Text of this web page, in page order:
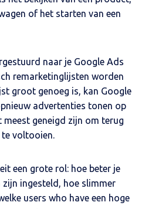
of het starten van een
naar je Google Ads
remarketinglijsten worden
groot genoeg is, kan Google
advertenties tonen op
geneigd zijn om terug
te voltooien.
een grote rol: hoe beter je
ingesteld, hoe slimmer
users who have een hoge